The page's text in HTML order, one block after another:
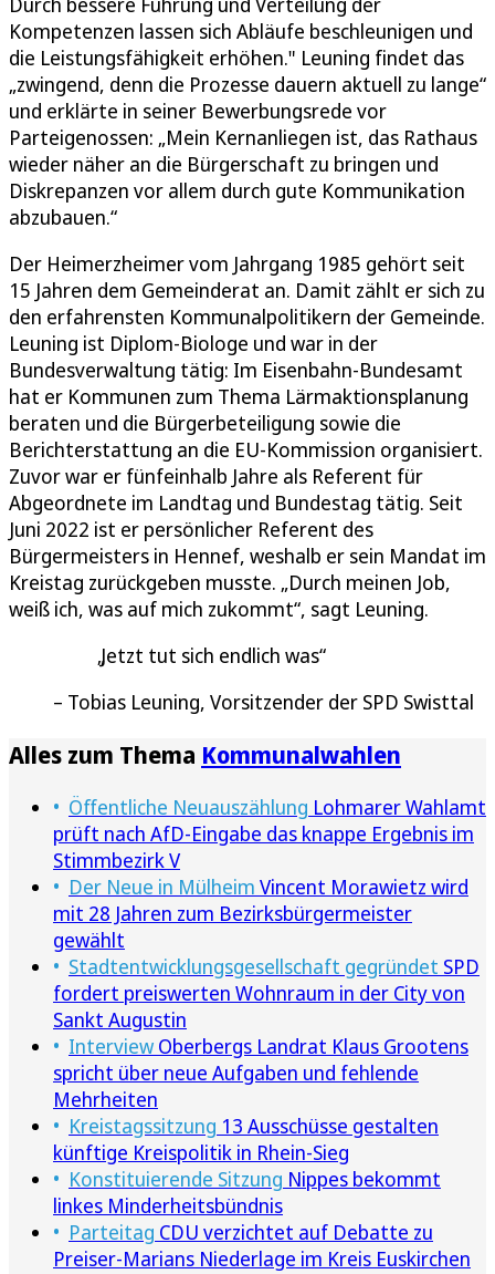
Kompetenzen lassen sich Abläufe beschleunigen und
die Leistungsfähigkeit erhöhen." Leuning findet das
„zwingend, denn die Prozesse dauern aktuell zu lange“
und erklärte in seiner Bewerbungsrede vor
Parteigenossen: „Mein Kernanliegen ist, das Rathaus
wieder näher an die Bürgerschaft zu bringen und
Diskrepanzen vor allem durch gute Kommunikation
abzubauen.“
Der Heimerzheimer vom Jahrgang 1985 gehört seit
15 Jahren dem Gemeinderat an. Damit zählt er sich zu
den erfahrensten Kommunalpolitikern der Gemeinde.
Leuning ist Diplom-Biologe und war in der
Bundesverwaltung tätig: Im Eisenbahn-Bundesamt
hat er Kommunen zum Thema Lärmaktionsplanung
beraten und die Bürgerbeteiligung sowie die
Berichterstattung an die EU-Kommission organisiert.
Zuvor war er fünfeinhalb Jahre als Referent für
Abgeordnete im Landtag und Bundestag tätig. Seit
Juni 2022 ist er persönlicher Referent des
Bürgermeisters in Hennef, weshalb er sein Mandat im
Kreistag zurückgeben musste. „Durch meinen Job,
weiß ich, was auf mich zukommt“, sagt Leuning.
Jetzt tut sich endlich was
Tobias Leuning, Vorsitzender der SPD Swisttal
Alles zum Thema Kommunalwahlen
Öffentliche Neuauszählung Lohmarer Wahlamt
prüft nach AfD-Eingabe das knappe Ergebnis im
Stimmbezirk V
Der Neue in Mülheim Vincent Morawietz wird
mit 28 Jahren zum Bezirksbürgermeister
gewählt
Stadtentwicklungsgesellschaft gegründet SPD
fordert preiswerten Wohnraum in der City von
Sankt Augustin
Interview Oberbergs Landrat Klaus Grootens
spricht über neue Aufgaben und fehlende
Mehrheiten
Kreistagssitzung 13 Ausschüsse gestalten
künftige Kreispolitik in Rhein-Sieg
Konstituierende Sitzung Nippes bekommt
linkes Minderheitsbündnis
Parteitag CDU verzichtet auf Debatte zu
Preiser-Marians Niederlage im Kreis Euskirchen